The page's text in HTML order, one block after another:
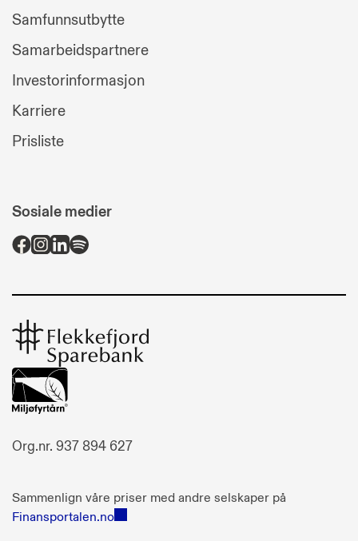
Samfunnsutbytte
Samarbeidspartnere
Investorinformasjon
Karriere
Prisliste
Sosiale medier
Flekkefjord
Sparebank
Org.nr. 937 894 627
Sammenlign våre priser med andre selskaper på
Finansportalen.no